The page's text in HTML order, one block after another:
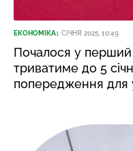
ЕКОНОМІКА1 СІЧНЯ 2025, 10:49
Почалося у перший
триватиме до 5
попередження для